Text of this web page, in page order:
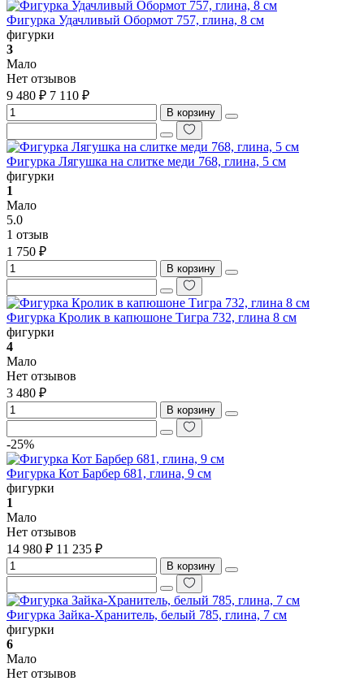
Фигурка Удачливый Обормот 757, глина, 8 см
фигурки
3
Мало
Нет отзывов
9 480 ₽ 7 110 ₽
В корзину
Фигурка Лягушка на слитке меди 768, глина, 5 см
фигурки
1
Мало
5.0
1 отзыв
1 750 ₽
В корзину
Фигурка Кролик в капюшоне Тигра 732, глина 8 см
фигурки
4
Мало
Нет отзывов
3 480 ₽
В корзину
-25%
Фигурка Кот Барбер 681, глина, 9 см
фигурки
1
Мало
Нет отзывов
14 980 ₽ 11 235 ₽
В корзину
Фигурка Зайка-Хранитель, белый 785, глина, 7 см
фигурки
6
Мало
Нет отзывов